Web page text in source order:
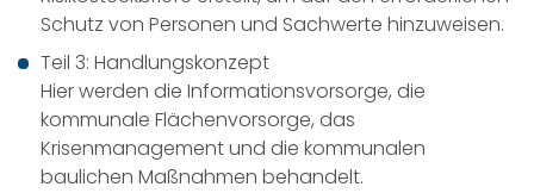
Schutz von Personen und Sachwerte hinzuweisen.
Teil 3: Handlungskonzept
Hier werden die Informationsvorsorge, die
kommunale Flächenvorsorge, das
Krisenmanagement und die kommunalen
baulichen Maßnahmen behandelt.